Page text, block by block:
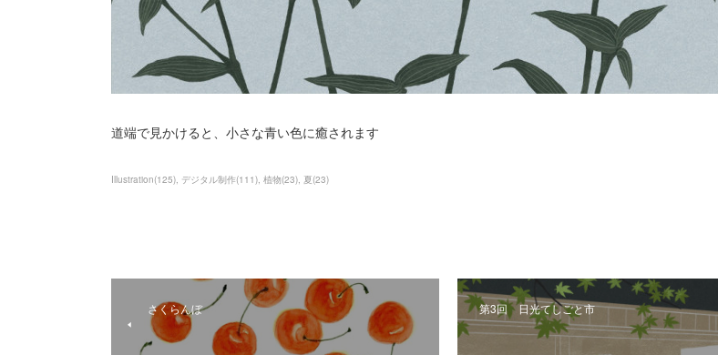
道端で見かけると、小さな青い色に癒されます
Illustration(125) デジタル制作(111) 植物(23) 夏(23)
さくらんぼ 第3回 日光てしごと市